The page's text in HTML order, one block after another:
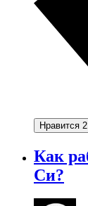
Нравится 2
Как
Си?